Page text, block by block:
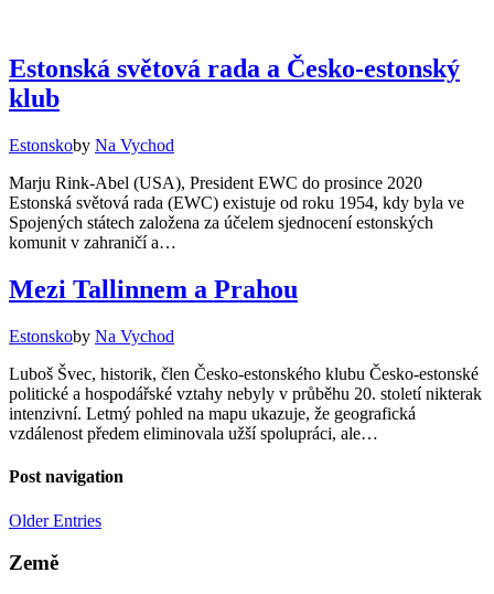
Estonská světová rada a Česko-estonský
klub
Estonskoby Na Vychod
Marju Rink-Abel (USA), President EWC do prosince 2020
Estonská světová rada (EWC) existuje od roku 1954, kdy byla ve
Spojených státech založena za účelem sjednocení estonských
komunit v zahraničí a…
Mezi Tallinnem a Prahou
Estonskoby Na Vychod
Luboš Švec, historik, člen Česko-estonského klubu Česko-estonské
politické a hospodářské vztahy nebyly v průběhu 20. století nikterak
intenzivní. Letmý pohled na mapu ukazuje, že geografická
vzdálenost předem eliminovala užší spolupráci, ale…
Post navigation
Older Entries
Země